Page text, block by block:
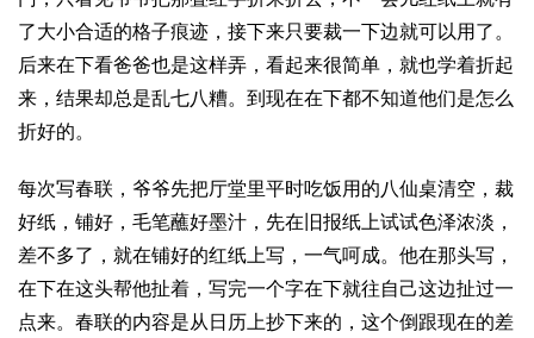
了大小合适的格子痕迹，接下来只要裁一下边就可以用了。
后来在下看爸爸也是这样弄，看起来很简单，就也学着折起
来，结果却总是乱七八糟。到现在在下都不知道他们是怎么
折好的。
每次写春联，爷爷先把厅堂里平时吃饭用的八仙桌清空，裁
好纸，铺好，毛笔蘸好墨汁，先在旧报纸上试试色泽浓淡，
差不多了，就在铺好的红纸上写，一气呵成。他在那头写，
在下在这头帮他扯着，写完一个字在下就往自己这边扯过一
点来。春联的内容是从日历上抄下来的，这个倒跟现在的差